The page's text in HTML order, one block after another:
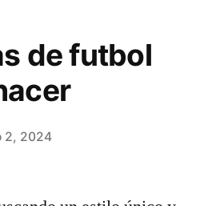
de futbol
2, 2024